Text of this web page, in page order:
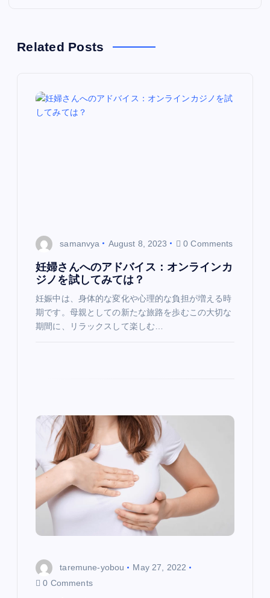
a
Related Posts
samanvya August 8, 2023 0 Comments
妊婦さんへのアドバイス：オンラインカ
ジノを試してみては？
妊娠中は、身体的な変化や心理的な負担が増える時
期です。母親としての新たな旅路を歩むこの大切な
期間に、リラックスして楽しむ…
taremune-yobou
May 27, 2022
0 Comments